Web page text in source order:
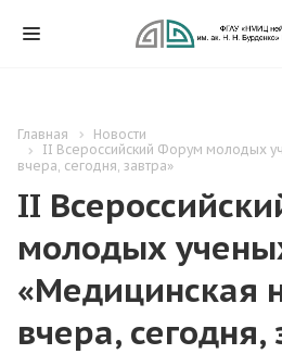
Главная
Новости
II Всероссийский Форум молодых
вчера, сегодня, завтра»
II
молодых
«Медицинская
вчера, сегодня,